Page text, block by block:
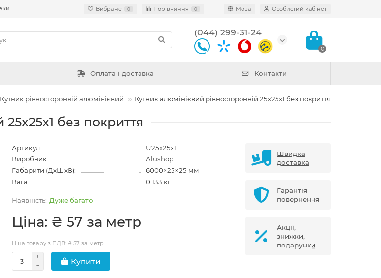
Вибране 0 Порівняння 0 Мова Особистий кабінет
(044) 299-31-24
0
Оплата і доставка Контакти
Кутник рівносторонній алюмінієвий Кутник алюмінієвий рівносторонній 25х25x1 без покриття
без покриття
Артикул:
U25x25x1
Виробник:
Alushop
Габарити (ДхШхВ):
6000×25×25 мм
Вага:
0.133 кг
Дуже багато
Цiна: ₴ 57 за метр
Ціна товару з ПДВ: ₴ 57 за метр
Купити
Швидка
доставка
Гарантія
повернення
Акції,
знижки,
подарунки